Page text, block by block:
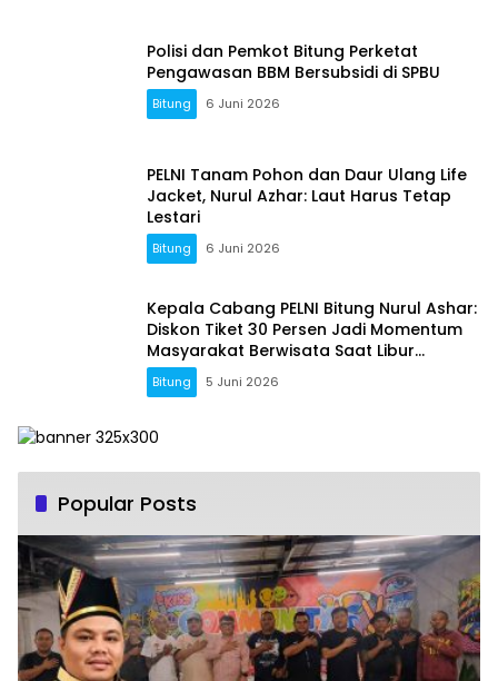
Polisi dan Pemkot Bitung Perketat
Pengawasan BBM Bersubsidi di SPBU
Bitung 6 Juni 2026
PELNI Tanam Pohon dan Daur Ulang Life
Jacket, Nurul Azhar: Laut Harus Tetap
Lestari
Bitung 6 Juni 2026
Kepala Cabang PELNI Bitung Nurul Ashar:
Diskon Tiket 30 Persen Jadi Momentum
Masyarakat Berwisata Saat Libur
Sekolah
Bitung 5 Juni 2026
Popular Posts